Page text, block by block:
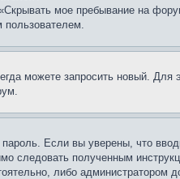
мое пребывание на
можете запросить новый.
Если вы уверены, что
следовать полученным
либо